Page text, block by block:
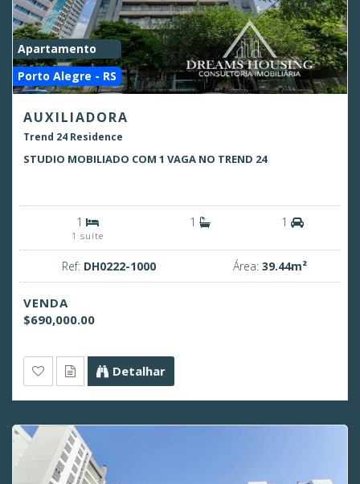
Apartamento
Porto Alegre - RS
AUXILIADORA
Trend 24 Residence
STUDIO MOBILIADO COM 1 VAGA NO TREND 24
1
1 suíte
1 1
Ref: DH0222-1000 Área: 39.44m²
VENDA
$690,000.00
Detalhar